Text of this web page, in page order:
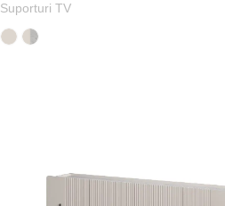
Suporturi TV